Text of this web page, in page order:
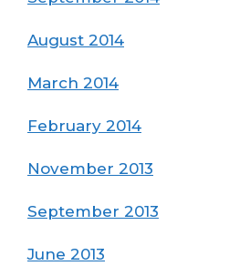
August 2014
March 2014
February 2014
November 2013
September 2013
June 2013